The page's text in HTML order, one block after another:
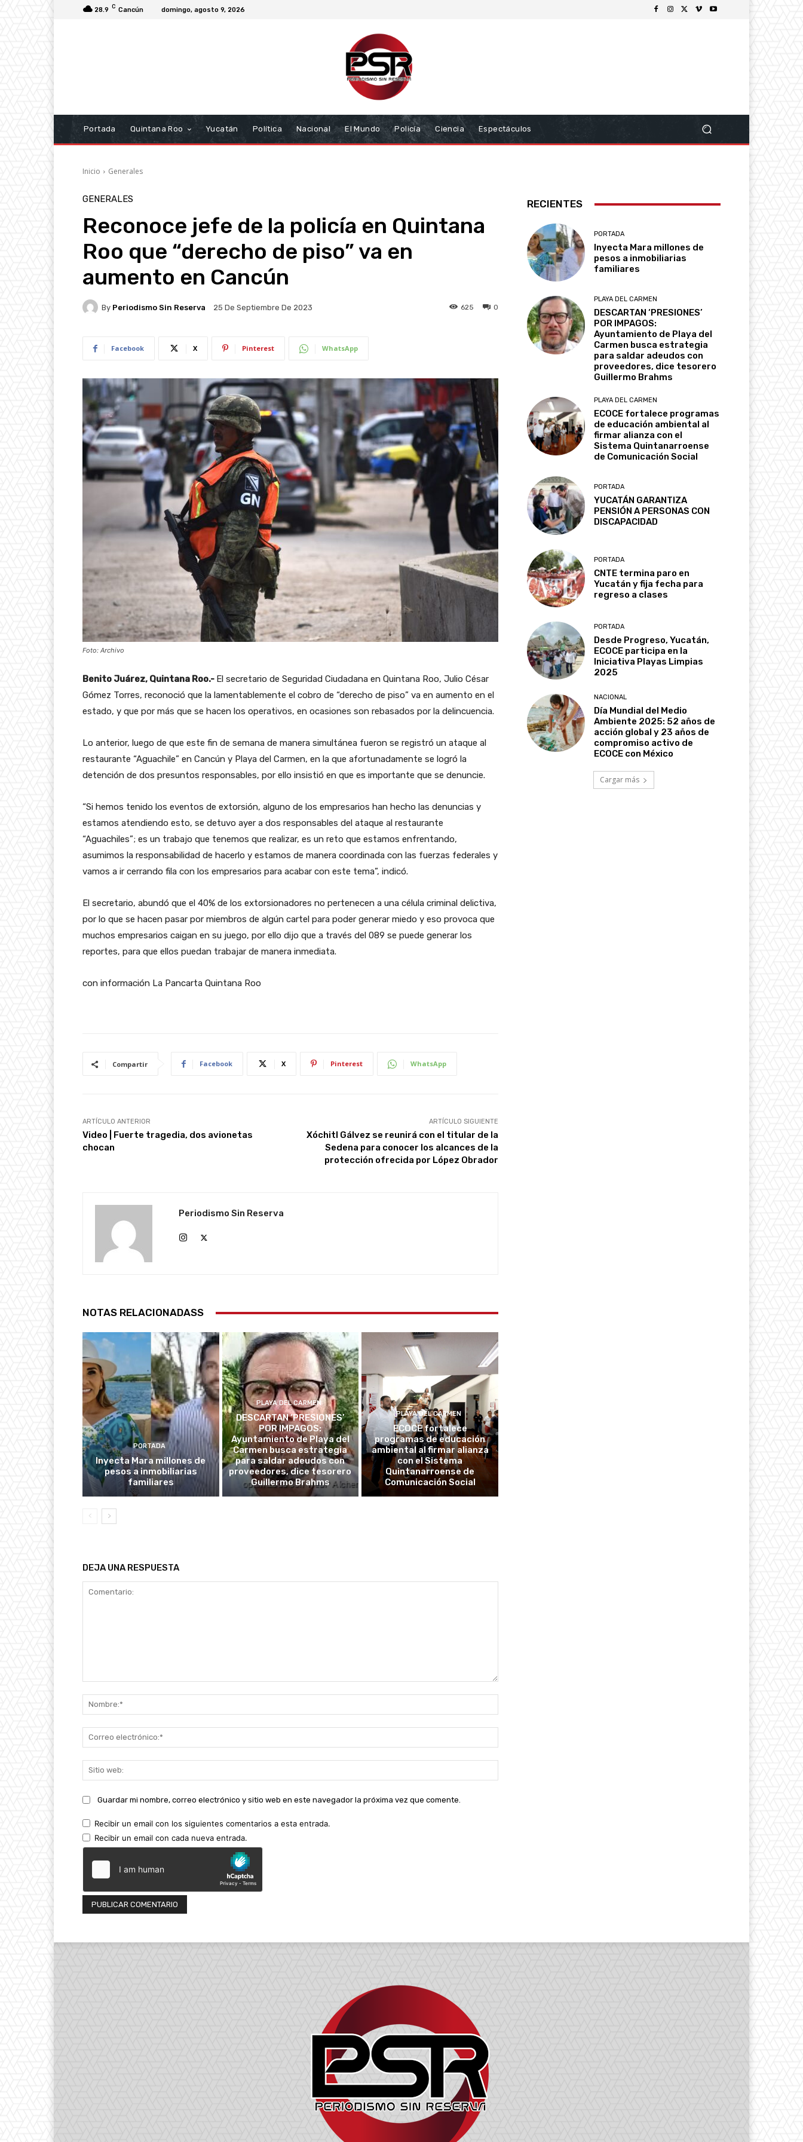
28.9 C Cancún domingo, agosto 9, 2026
Portada Quintana Roo Yucatán Política Nacional El Mundo Policía Ciencia Espectáculos
Inicio Generales
GENERALES
Reconoce jefe de la policía en Quintana
Roo que “derecho de piso” va en
aumento en Cancún
By Periodismo Sin Reserva 25 De Septiembre De 2023 0
625
Facebook X Pinterest WhatsApp
Foto: Archivo
Benito Juárez, Quintana Roo.- El secretario de Seguridad Ciudadana en Quintana Roo, Julio César
Gómez Torres, reconoció que la lamentablemente el cobro de “derecho de piso” va en aumento en el
estado, y que por más que se hacen los operativos, en ocasiones son rebasados por la delincuencia.
Lo anterior, luego de que este fin de semana de manera simultánea fueron se registró un ataque al
restaurante “Aguachile” en Cancún y Playa del Carmen, en la que afortunadamente se logró la
detención de dos presuntos responsables, por ello insistió en que es importante que se denuncie.
“Si hemos tenido los eventos de extorsión, alguno de los empresarios han hecho las denuncias y
estamos atendiendo esto, se detuvo ayer a dos responsables del ataque al restaurante
“Aguachiles”; es un trabajo que tenemos que realizar, es un reto que estamos enfrentando,
asumimos la responsabilidad de hacerlo y estamos de manera coordinada con las fuerzas federales y
vamos a ir cerrando fila con los empresarios para acabar con este tema”, indicó.
El secretario, abundó que el 40% de los extorsionadores no pertenecen a una célula criminal delictiva,
por lo que se hacen pasar por miembros de algún cartel para poder generar miedo y eso provoca que
muchos empresarios caigan en su juego, por ello dijo que a través del 089 se puede generar los
reportes, para que ellos puedan trabajar de manera inmediata.
con información La Pancarta Quintana Roo
Compartir Facebook X Pinterest WhatsApp
ARTÍCULO ANTERIOR
Video | Fuerte tragedia, dos avionetas
chocan
ARTÍCULO SIGUIENTE
Xóchitl Gálvez se reunirá con el titular de la
Sedena para conocer los alcances de la
protección ofrecida por López Obrador
Periodismo Sin Reserva
NOTAS RELACIONADASS
PORTADA
Inyecta Mara millones de
pesos a inmobiliarias
familiares
PLAYA DEL CARMEN
DESCARTAN ‘PRESIONES’
POR IMPAGOS:
Ayuntamiento de Playa del
Carmen busca estrategia
para saldar adeudos con
proveedores, dice tesorero
Guillermo Brahms
PLAYA DEL CARMEN
ECOCE fortalece
programas de educación
ambiental al firmar alianza
con el Sistema
Quintanarroense de
Comunicación Social
DEJA UNA RESPUESTA
electrónico:*
web:
Guardar mi nombre, correo electrónico y sitio web en este navegador la próxima vez que comente.
Recibir un email con los siguientes comentarios a esta entrada.
Recibir un email con cada nueva entrada.
RECIENTES
PORTADA
Inyecta Mara millones de
pesos a inmobiliarias
familiares
PLAYA DEL CARMEN
DESCARTAN ‘PRESIONES’
POR IMPAGOS:
Ayuntamiento de Playa del
Carmen busca estrategia
para saldar adeudos con
proveedores, dice tesorero
Guillermo Brahms
PLAYA DEL CARMEN
ECOCE fortalece programas
de educación ambiental al
firmar alianza con el
Sistema Quintanarroense
de Comunicación Social
PORTADA
YUCATÁN GARANTIZA
PENSIÓN A PERSONAS CON
DISCAPACIDAD
PORTADA
CNTE termina paro en
Yucatán y fija fecha para
regreso a clases
PORTADA
Desde Progreso, Yucatán,
ECOCE participa en la
Iniciativa Playas Limpias
2025
NACIONAL
Día Mundial del Medio
Ambiente 2025: 52 años de
acción global y 23 años de
compromiso activo de
ECOCE con México
Cargar más